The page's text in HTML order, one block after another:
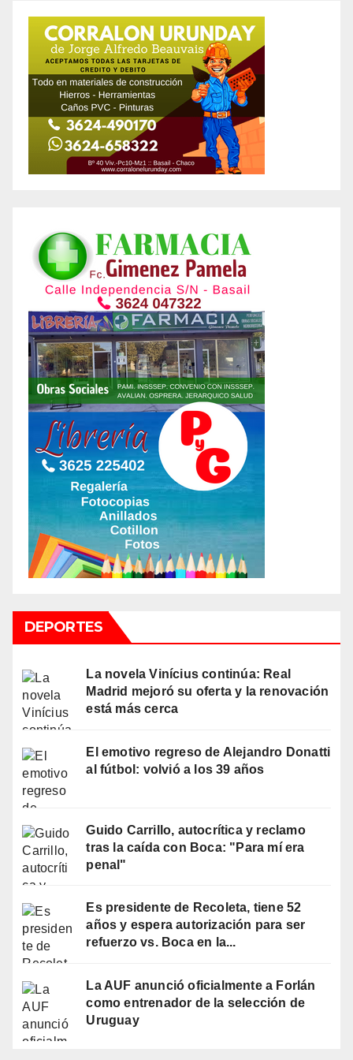
DEPORTES
La novela Vinícius continúa: Real
Madrid mejoró su oferta y la renovación
está más cerca
El emotivo regreso de Alejandro Donatti
al fútbol: volvió a los 39 años
Guido Carrillo, autocrítica y reclamo
tras la caída con Boca: "Para mí era
penal"
Es presidente de Recoleta, tiene 52
años y espera autorización para ser
refuerzo vs. Boca en la...
La AUF anunció oficialmente a Forlán
como entrenador de la selección de
Uruguay